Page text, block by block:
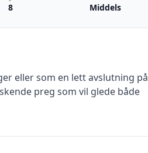
8 Middels
eller som en lett avslutning på
preg som vil glede både